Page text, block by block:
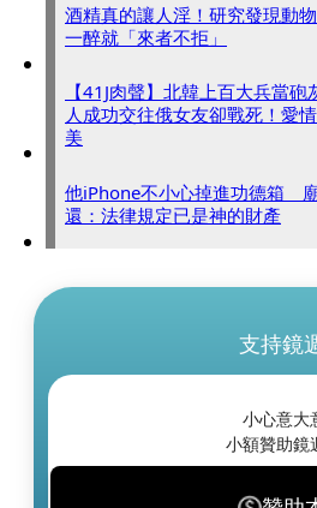
酒精真的讓人淫！研究發現動
一醉就「來者不拒」
【41J肉聲】北韓上百大兵當
人成功交往俄女友卻戰死！愛
美
他iPhone不小心掉進功德箱
還：法律規定已是神的財產
支持鏡
小心意大
小額贊助鏡